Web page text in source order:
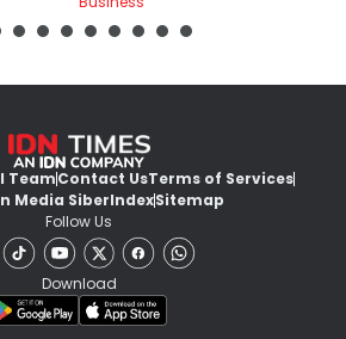
TeamContact UsTerms of Services
Media SiberIndexSitemap
Follow Us
Download